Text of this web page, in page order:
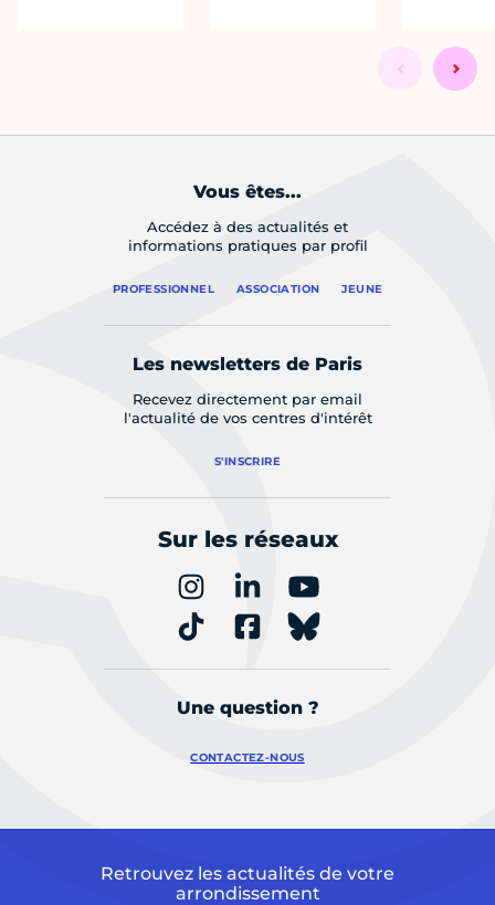
Vous êtes...
Accédez à des actualités et
informations pratiques par profil
PROFESSIONNEL ASSOCIATION JEUNE
Les newsletters de Paris
Recevez directement par email
l'actualité de vos centres d'intérêt
S'INSCRIRE
Sur les réseaux
Une question ?
CONTACTEZ-NOUS
Retrouvez les actualités de votre
arrondissement